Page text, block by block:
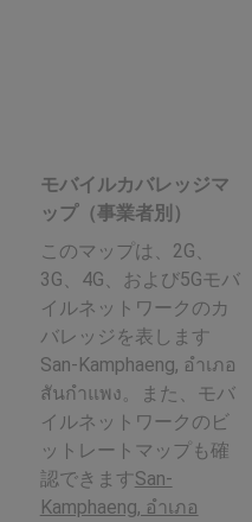
モバイルカバレッジマ
ップ（事業者別）
このマップは、2G、
3G、4G、および5Gモバ
イルネットワークのカ
バレッジを表します
San-Kamphaeng, อำเภอ
สันกำแพง。また、モバ
イルネットワークのビ
ットレートマップも確
認できます San-
Kamphaeng, อำเภอ